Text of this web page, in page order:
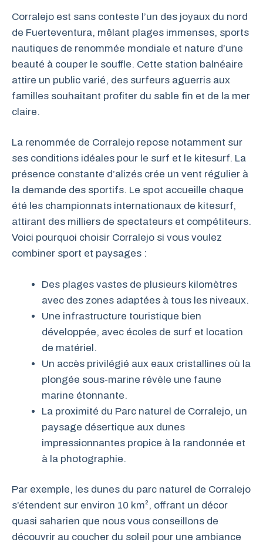
Corralejo est sans conteste l’un des joyaux du nord
de Fuerteventura, mêlant plages immenses, sports
nautiques de renommée mondiale et nature d’une
beauté à couper le souffle. Cette station balnéaire
attire un public varié, des surfeurs aguerris aux
familles souhaitant profiter du sable fin et de la mer
claire.
La renommée de Corralejo repose notamment sur
ses conditions idéales pour le surf et le kitesurf. La
présence constante d’alizés crée un vent régulier à
la demande des sportifs. Le spot accueille chaque
été les championnats internationaux de kitesurf,
attirant des milliers de spectateurs et compétiteurs.
Voici pourquoi choisir Corralejo si vous voulez
combiner sport et paysages :
Des plages vastes de plusieurs kilomètres
avec des zones adaptées à tous les niveaux.
Une infrastructure touristique bien
développée, avec écoles de surf et location
de matériel.
Un accès privilégié aux eaux cristallines où la
plongée sous-marine révèle une faune
marine étonnante.
La proximité du Parc naturel de Corralejo, un
paysage désertique aux dunes
impressionnantes propice à la randonnée et
à la photographie.
Par exemple, les dunes du parc naturel de Corralejo
s’étendent sur environ 10 km², offrant un décor
quasi saharien que nous vous conseillons de
découvrir au coucher du soleil pour une ambiance